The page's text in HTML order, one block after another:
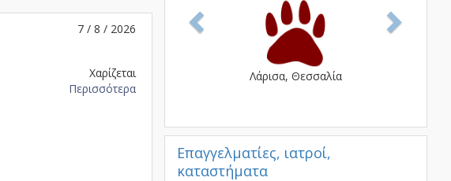
7 / 8 / 2026
Χαρίζεται
Περισσότερα
Λάρισα, Θεσσαλία
Επαγγελματίες, ιατροί,
καταστήματα